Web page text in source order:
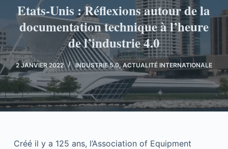
o
n
t
e
n
u
Etats-Unis : Réflexions autour de la
documentation technique à l’heure
de l’industrie 4.0
2 JANVIER 2022 INDUSTRIE 5.0,ACTUALITÉ INTERNATIONALE
Créé il y a 125 ans, l’Association of Equipment